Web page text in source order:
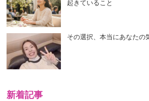
起きていること
その選択、本当にあなたの
新着記事